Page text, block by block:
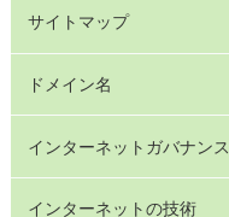
サイトマップ
ドメイン名
インターネットガバナンス
インターネットの技術